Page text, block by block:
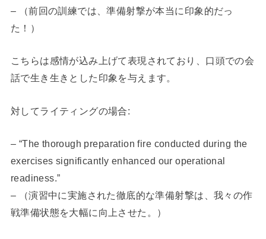
– （前回の訓練では、準備射撃が本当に印象的だっ
た！）
こちらは感情が込み上げて表現されており、口頭での会
話で生き生きとした印象を与えます。
対してライティングの場合:
– “The thorough preparation fire conducted during the
exercises significantly enhanced our operational
readiness.”
– （演習中に実施された徹底的な準備射撃は、我々の作
戦準備状態を大幅に向上させた。）